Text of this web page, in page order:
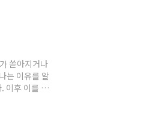
내장 증상 ①
쏟아지거나
는 이유를 알
이후 이를 방
단을 받아보